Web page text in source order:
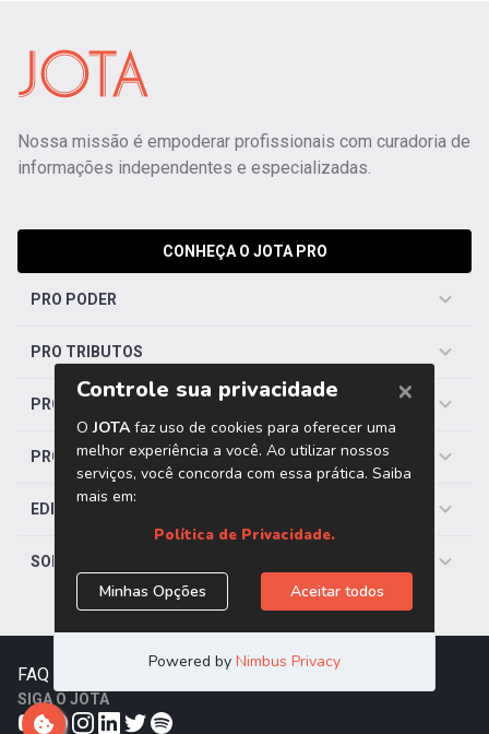
Nossa missão é empoderar profissionais com curadoria de
informações independentes e especializadas.
CONHEÇA O JOTA PRO
PRO PODER
PRO TRIBUTOS
PRO TRABALHISTA
PRO SAÚDE
EDITORIAS
SOBRE O JOTA
FAQ Trabalhe Conosco
SIGA O JOTA